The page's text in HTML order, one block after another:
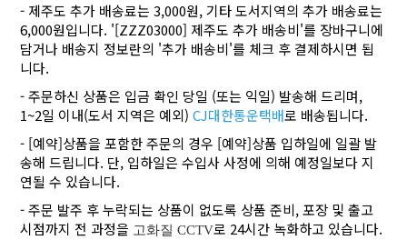
- 제주도 추가 배송료는 3,000원, 기타 도서지역의 추가 배송료는
6,000원입니다. '[ZZZ03000] 제주도 추가 배송비'를 장바구니에
담거나 배송지 정보란의 '추가 배송비'를 체크 후 결제하시면 됩
니다.
- 주문하신 상품은 입금 확인 당일 (또는 익일) 발송해 드리며,
1~2일 이내(도서 지역은 예외)CJ대한통운택배로 배송됩니다.
- [예약]상품을 포함한 주문의 경우 [예약]상품 입하일에 일괄 발
송해 드립니다. 단, 입하일은 수입사 사정에 의해 예정일보다 지
연될 수 있습니다.
- 주문 발주 후 누락되는 상품이 없도록 상품 준비, 포장 및 출고
시점까지 전 과정을 고화질 CCTV로 24시간 녹화하고 있습니다.